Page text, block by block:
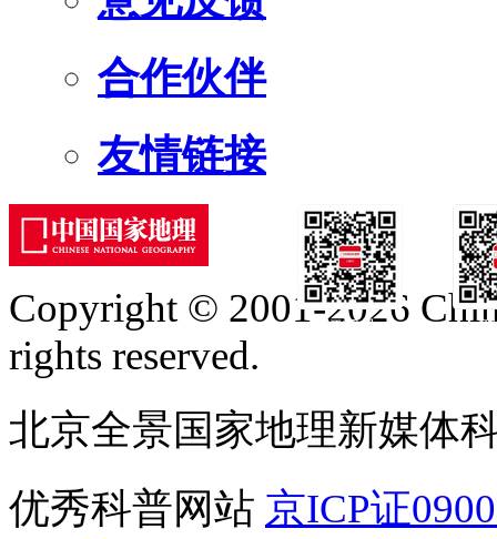
合作伙伴
友情链接
订阅号
Copyright © 2001-2026
rights reserved.
北京全景国家地理新媒体
优秀科普网站 京ICP证